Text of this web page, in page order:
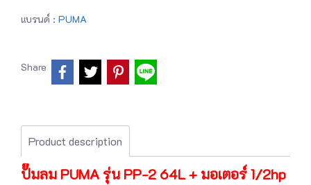
แบรนด์ : PUMA
Share
Product description
ปั๊มลม PUMA รุ่น PP-2 64L + มอเตอร์ 1/2hp